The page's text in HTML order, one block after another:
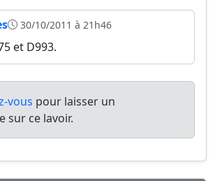
30/10/2011 à 21h46
et D993.
vous pour laisser un
sur ce lavoir.